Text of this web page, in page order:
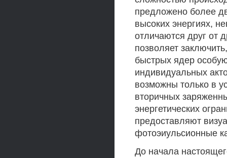
предложено более
высоких энергиях,
отличаются друг от
позволяет
быстрых ядер
индивидуальных
возможны только в
вторичных
энергетических
предоставляют
фотоэиульсионные
До начала